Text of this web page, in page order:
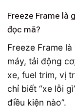
Freeze Frame là
đọc mã?
Freeze Frame
máy, tải động
xe, fuel trim, vị
chỉ biết “xe lỗi
điều kiện nào”.